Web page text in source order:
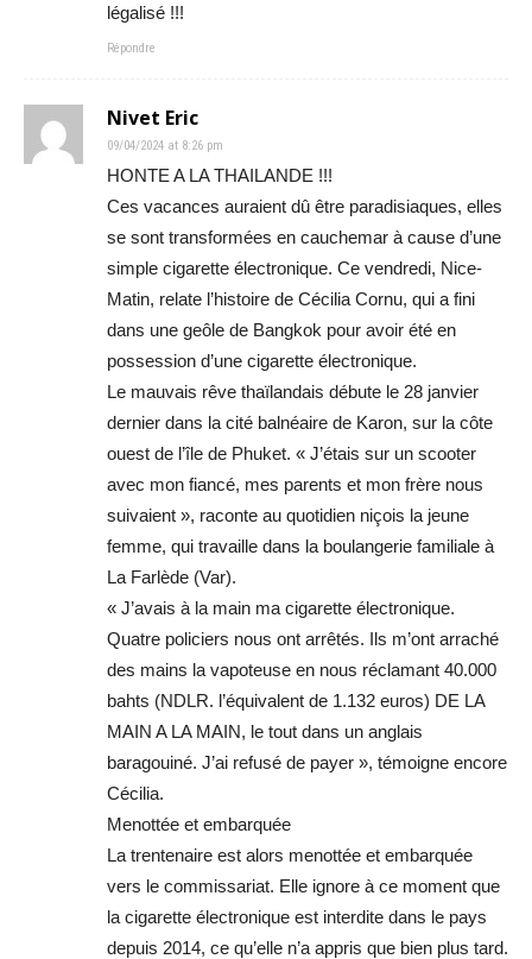
légalisé !!!
Répondre
Nivet Eric
09/04/2024 at 8:26 pm
HONTE A LA THAILANDE !!!
Ces vacances auraient dû être paradisiaques, elles
se sont transformées en cauchemar à cause d’une
simple cigarette électronique. Ce vendredi, Nice-
Matin, relate l’histoire de Cécilia Cornu, qui a fini
dans une geôle de Bangkok pour avoir été en
possession d’une cigarette électronique.
Le mauvais rêve thaïlandais débute le 28 janvier
dernier dans la cité balnéaire de Karon, sur la côte
ouest de l’île de Phuket. « J’étais sur un scooter
avec mon fiancé, mes parents et mon frère nous
suivaient », raconte au quotidien niçois la jeune
femme, qui travaille dans la boulangerie familiale à
La Farlède (Var).
« J’avais à la main ma cigarette électronique.
Quatre policiers nous ont arrêtés. Ils m’ont arraché
des mains la vapoteuse en nous réclamant 40.000
bahts (NDLR. l’équivalent de 1.132 euros) DE LA
MAIN A LA MAIN, le tout dans un anglais
baragouiné. J’ai refusé de payer », témoigne encore
Cécilia.
Menottée et embarquée
La trentenaire est alors menottée et embarquée
vers le commissariat. Elle ignore à ce moment que
la cigarette électronique est interdite dans le pays
depuis 2014, ce qu’elle n’a appris que bien plus tard.